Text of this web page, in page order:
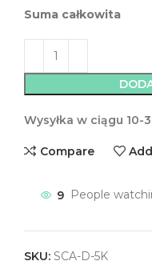
Suma całkowita
Wysyłka w ciągu 10-
Compare
9 People
SKU: SCA-D-5K